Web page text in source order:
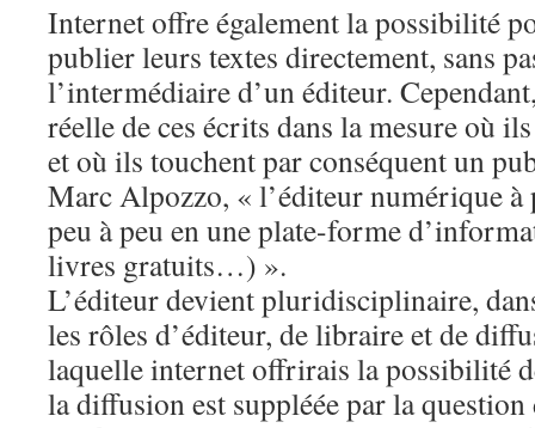
Internet offre également la possibilité
publier leurs textes directement, sans
l’intermédiaire d’un éditeur.
réelle de ces écrits dans la mesure où
et où ils touchent par conséquent un
Marc Alpozzo, « l’éditeur numérique à
peu à peu en une plate-forme
livres gratuits…) ».
L’éditeur devient pluridisciplinaire,
les rôles d’éditeur, de libraire et de
laquelle internet offrirais la possibilité
la diffusion est suppléée par la question